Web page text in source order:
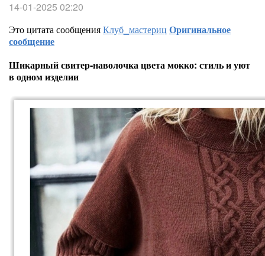
14-01-2025 02:20
Это цитата сообщенияКлуб_мастериц Оригинальное
сообщение
Шикарный свитер-наволочка цвета мокко: стиль и уют
в одном изделии